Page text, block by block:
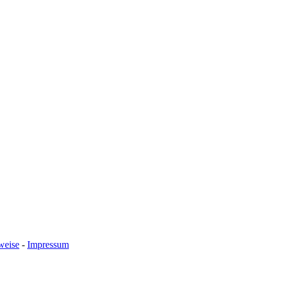
- Impressum